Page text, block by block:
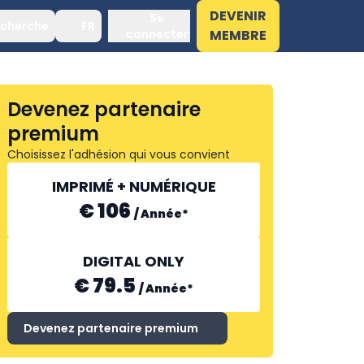
DEVENIR
MEMBRE
Devenez partenaire
premium
Choisissez l'adhésion qui vous convient
IMPRIMÉ + NUMÉRIQUE
€ 106 /Année*
DIGITAL ONLY
€ 79.5 /Année*
Devenez partenaire premium